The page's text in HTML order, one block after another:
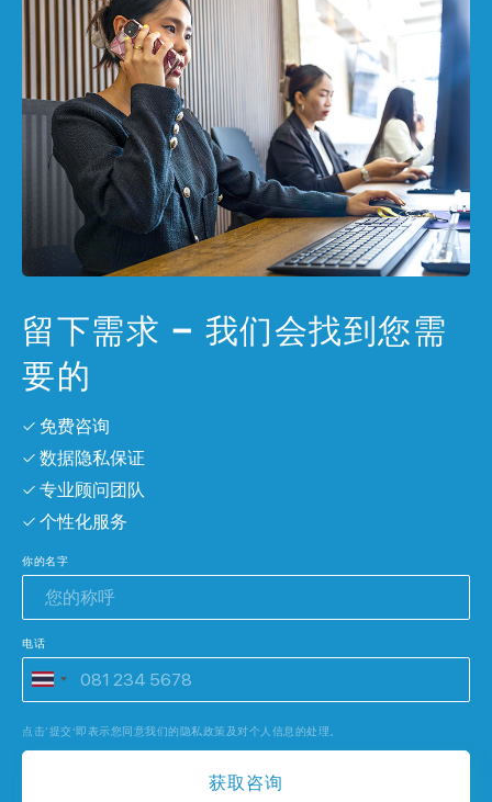
留下需求 – 我们会找到您需
要的
✓ 免费咨询
✓ 数据隐私保证
✓ 专业顾问团队
✓ 个性化服务
你的名字
电话
点击‘提交’即表示您同意我们的隐私政策及对个人信息的处理。
获取咨询